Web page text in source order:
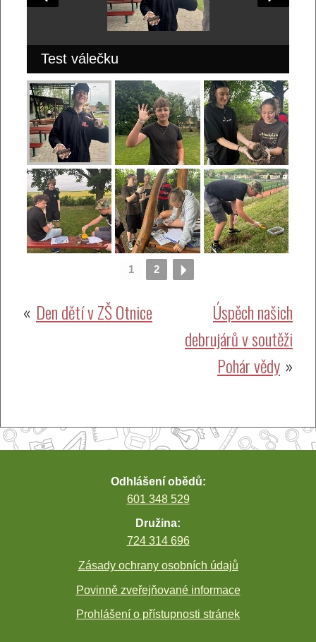
Test válečku
1 2
Navigace
Den dětí v ZŠ Otnice
Úspěch našich
debrujárů v soutěži
Pohár vědy
Odhlášení obědů:
601 348 529
Družina:
724 314 696
Zásady ochrany osobních údajů
Povinně zveřejňované informace
Prohlášení o přístupnosti stránek